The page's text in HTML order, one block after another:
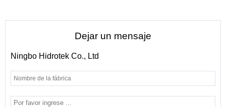
Dejar un mensaje
Ningbo Hidrotek Co., Ltd